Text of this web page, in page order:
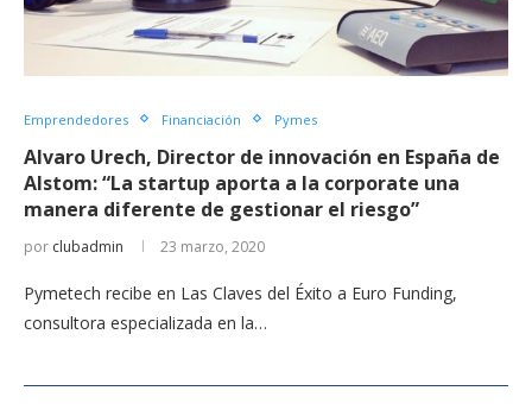
Emprendedores Financiación Pymes
Alvaro Urech, Director de innovación en España de
Alstom: “La startup aporta a la corporate una
manera diferente de gestionar el riesgo”
por clubadmin 23 marzo, 2020
Pymetech recibe en Las Claves del Éxito a Euro Funding,
consultora especializada en la…